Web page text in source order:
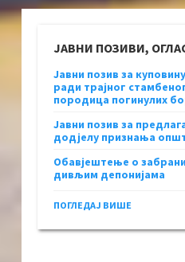
ЈАВНИ ПОЗИВИ,
Јавни позив за
ради трајног
породица погинулих
Јавни позив за
додјелу признања
Обавјештење о
дивљим депонијама
ПОГЛЕДАЈ ВИШЕ